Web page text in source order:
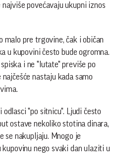
povećavaju ukupni iznos
malo pre trgovine, čak i običan
u kupovini često bude ogromna.
i ne "lutate" previše po
nastaju kada samo
"po sitnicu". Ljudi često
ostave nekoliko stotina dinara,
se nakupljaju. Mnogo je
nego svaki dan ulaziti u